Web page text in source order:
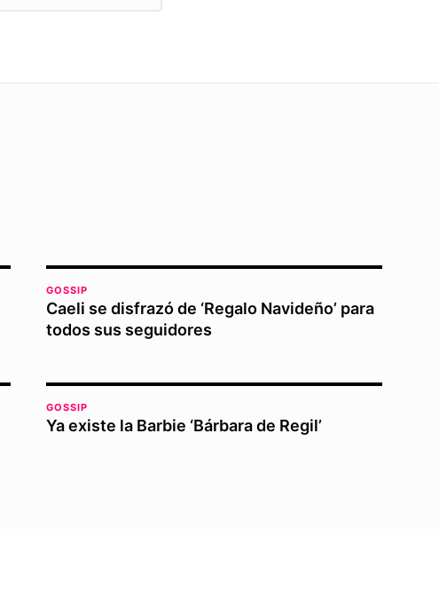
GOSSIP
Caeli se disfrazó de ‘Regalo Navideño’ para
todos sus seguidores
GOSSIP
Ya existe la Barbie ‘Bárbara de Regil’